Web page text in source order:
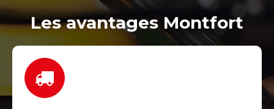
Les avantages Montfort